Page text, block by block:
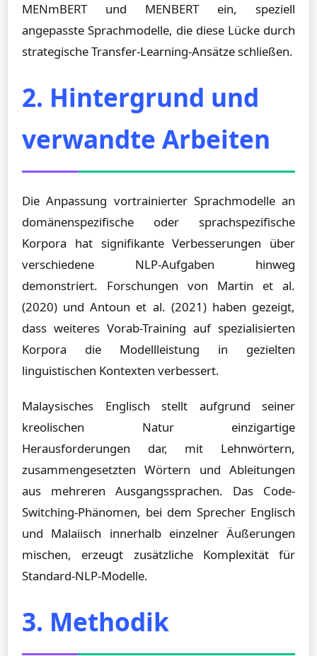
MENmBERT und MENBERT ein, speziell
angepasste Sprachmodelle, die diese Lücke durch
strategische Transfer-Learning-Ansätze schließen.
2. Hintergrund und
verwandte Arbeiten
Die Anpassung vortrainierter Sprachmodelle an
domänenspezifische oder sprachspezifische
Korpora hat signifikante Verbesserungen über
verschiedene NLP-Aufgaben hinweg
demonstriert. Forschungen von Martin et al.
(2020) und Antoun et al. (2021) haben gezeigt,
dass weiteres Vorab-Training auf spezialisierten
Korpora die Modellleistung in gezielten
linguistischen Kontexten verbessert.
Malaysisches Englisch stellt aufgrund seiner
kreolischen Natur einzigartige
Herausforderungen dar, mit Lehnwörtern,
zusammengesetzten Wörtern und Ableitungen
aus mehreren Ausgangssprachen. Das Code-
Switching-Phänomen, bei dem Sprecher Englisch
und Malaiisch innerhalb einzelner Äußerungen
mischen, erzeugt zusätzliche Komplexität für
Standard-NLP-Modelle.
3. Methodik